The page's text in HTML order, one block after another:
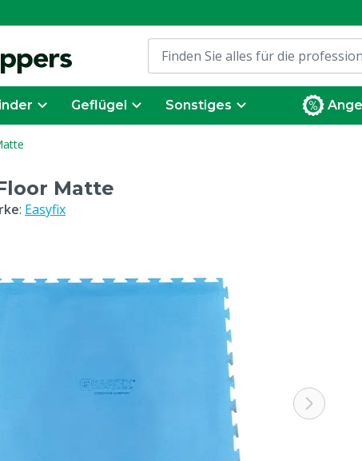
Geflügel Sonstiges
Matte
: Easyfix